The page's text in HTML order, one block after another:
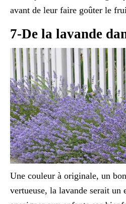
avant de leur faire goûter le
7-De la lavande
Une couleur à originale, un
vertueuse, la lavande serait